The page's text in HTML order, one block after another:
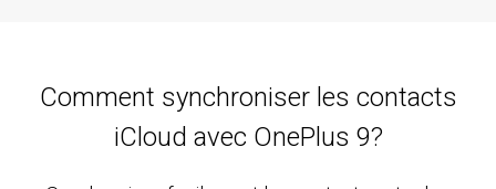
Comment synchroniser les contacts
iCloud avec OnePlus 9?